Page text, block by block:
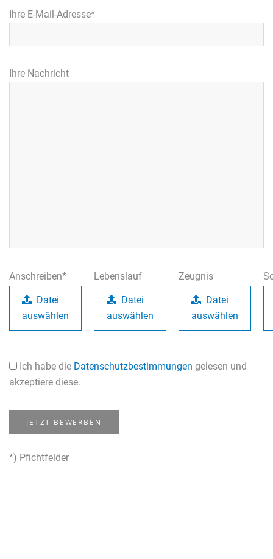
Ihre E-Mail-Adresse*
Ihre Nachricht
Anschreiben*
Datei
auswählen
Lebenslauf
Datei
auswählen
Zeugnis
Datei
auswählen
Ich habe die Datenschutzbestimmungen gelesen und
akzeptiere diese.
JETZT BEWERBEN
*) Pfichtfelder